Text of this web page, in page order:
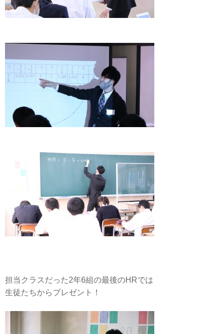
担当クラスだった2年6組の最後のHRでは
生徒たちからプレゼント！